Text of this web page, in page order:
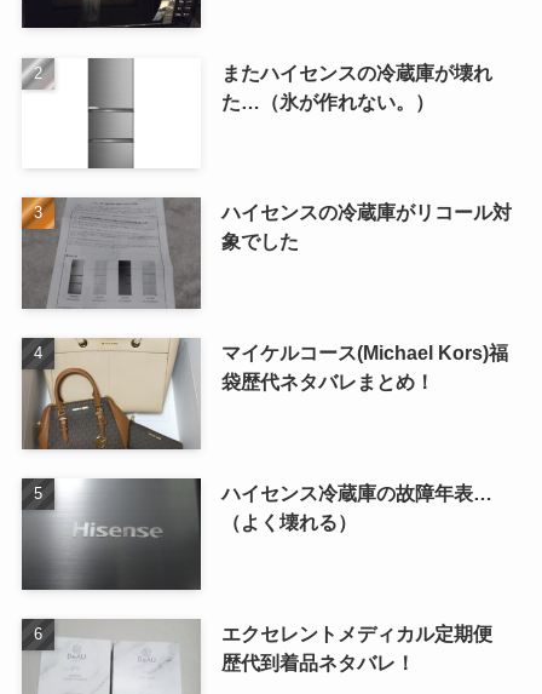
またハイセンスの冷蔵庫が壊れ
た…（氷が作れない。）
ハイセンスの冷蔵庫がリコール対
象でした
マイケルコース(Michael Kors)福
袋歴代ネタバレまとめ！
ハイセンス冷蔵庫の故障年表…
（よく壊れる）
エクセレントメディカル定期便
歴代到着品ネタバレ！